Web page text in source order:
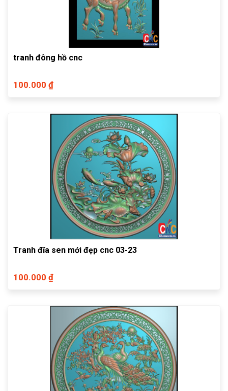
tranh đông hồ cnc
100.000 ₫
Tranh đĩa sen mới đẹp cnc 03-23
100.000 ₫